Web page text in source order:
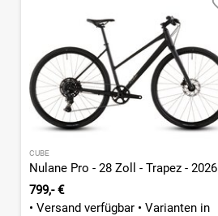
CUBE
Nulane Pro - 28 Zoll - Trapez - 2026
799,- €
• Versand verfügbar • Varianten in